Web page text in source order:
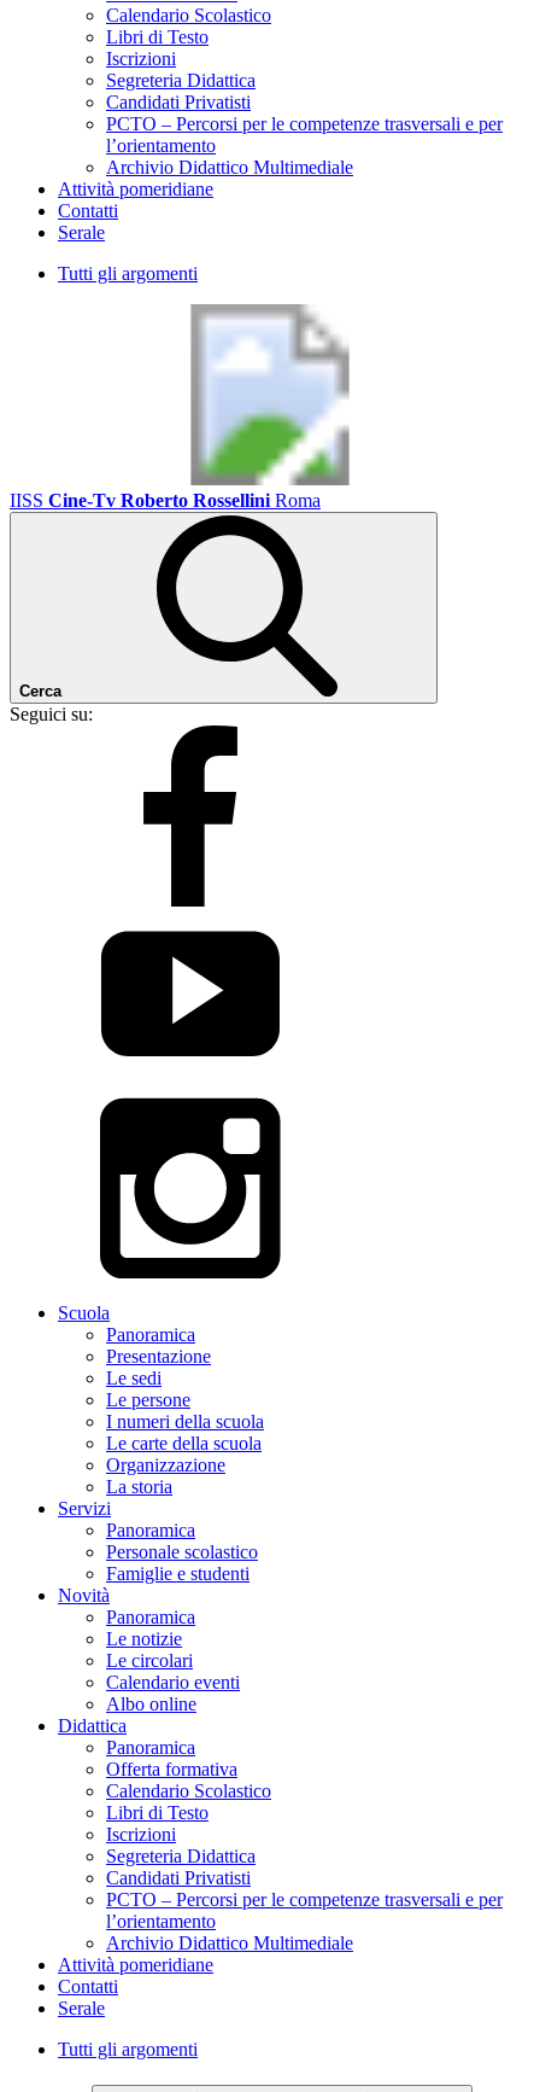
Calendario Scolastico
Libri di Testo
Iscrizioni
Segreteria Didattica
Candidati Privatisti
PCTO – Percorsi per le competenze trasversali e per
l’orientamento
Archivio Didattico Multimediale
Attività pomeridiane
Contatti
Serale
Tutti gli argomenti
IISS Cine-Tv Roberto Rossellini Roma
Cerca
Seguici su:
Scuola
Panoramica
Presentazione
Le sedi
Le persone
I numeri della scuola
Le carte della scuola
Organizzazione
La storia
Servizi
Panoramica
Personale scolastico
Famiglie e studenti
Novità
Panoramica
Le notizie
Le circolari
Calendario eventi
Albo online
Didattica
Panoramica
Offerta formativa
Calendario Scolastico
Libri di Testo
Iscrizioni
Segreteria Didattica
Candidati Privatisti
PCTO – Percorsi per le competenze trasversali e per
l’orientamento
Archivio Didattico Multimediale
Attività pomeridiane
Contatti
Serale
Tutti gli argomenti